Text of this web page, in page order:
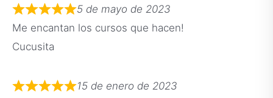
5 de mayo de 2023
Me encantan los cursos que hacen!
Cucusita
15 de enero de 2023